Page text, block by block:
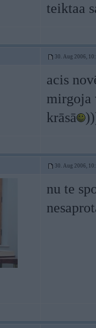
teiktaa
30. Aug 2006,
acis
mirgoja
krāsā
30. Aug 2006,
nu te